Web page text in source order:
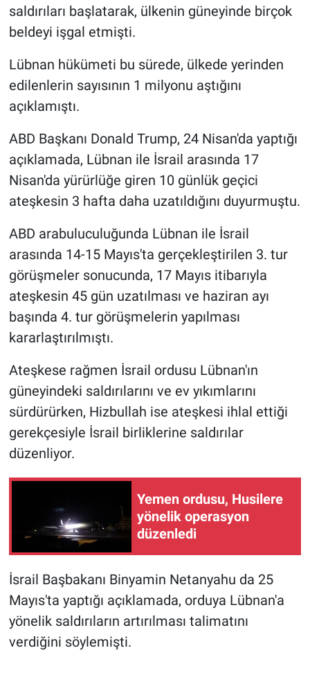
saldırıları başlatarak, ülkenin güneyinde birçok
beldeyi işgal etmişti.
Lübnan hükümeti bu sürede, ülkede yerinden
edilenlerin sayısının 1 milyonu aştığını
açıklamıştı.
ABD Başkanı Donald Trump, 24 Nisan'da yaptığı
açıklamada, Lübnan ile İsrail arasında 17
Nisan'da yürürlüğe giren 10 günlük geçici
ateşkesin 3 hafta daha uzatıldığını duyurmuştu.
ABD arabuluculuğunda Lübnan ile İsrail
arasında 14-15 Mayıs'ta gerçekleştirilen 3. tur
görüşmeler sonucunda, 17 Mayıs itibarıyla
ateşkesin 45 gün uzatılması ve haziran ayı
başında 4. tur görüşmelerin yapılması
kararlaştırılmıştı.
Ateşkese rağmen İsrail ordusu Lübnan'ın
güneyindeki saldırılarını ve ev yıkımlarını
sürdürürken, Hizbullah ise ateşkesi ihlal ettiği
gerekçesiyle İsrail birliklerine saldırılar
düzenliyor.
Yemen ordusu, Husilere
yönelik operasyon
düzenledi
İsrail Başbakanı Binyamin Netanyahu da 25
Mayıs'ta yaptığı açıklamada, orduya Lübnan'a
yönelik saldırıların artırılması talimatını
verdiğini söylemişti.